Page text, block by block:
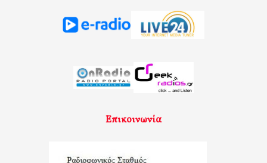
Επικοινωνία